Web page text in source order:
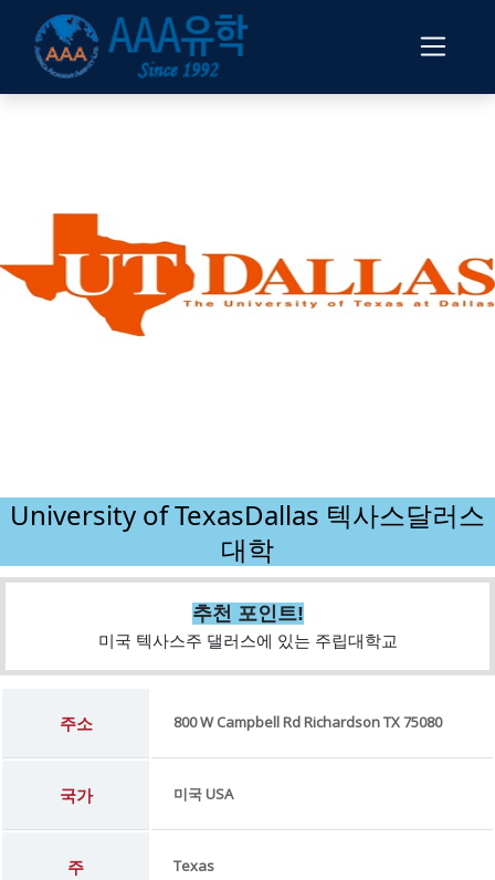
University of TexasDallas 텍사스달러스
대학
추천 포인트!
미국 텍사스주 댈러스에 있는 주립대학교
주소 800 W Campbell Rd Richardson TX 75080
국가 미국 USA
주 Texas